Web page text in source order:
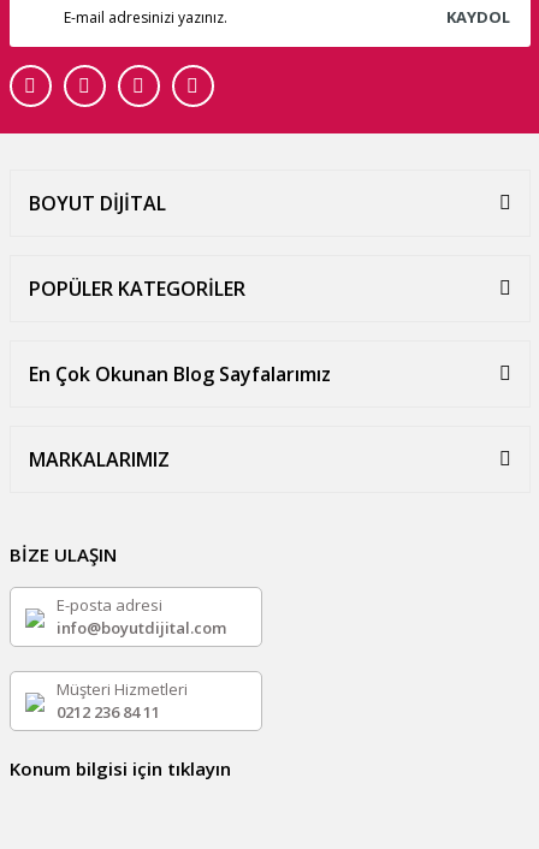
KAYDOL
BOYUT DİJİTAL
POPÜLER KATEGORİLER
En Çok Okunan Blog Sayfalarımız
MARKALARIMIZ
BİZE ULAŞIN
E-posta adresi
info@boyutdijital.com
Müşteri Hizmetleri
0212 236 84 11
Konum bilgisi için tıklayın